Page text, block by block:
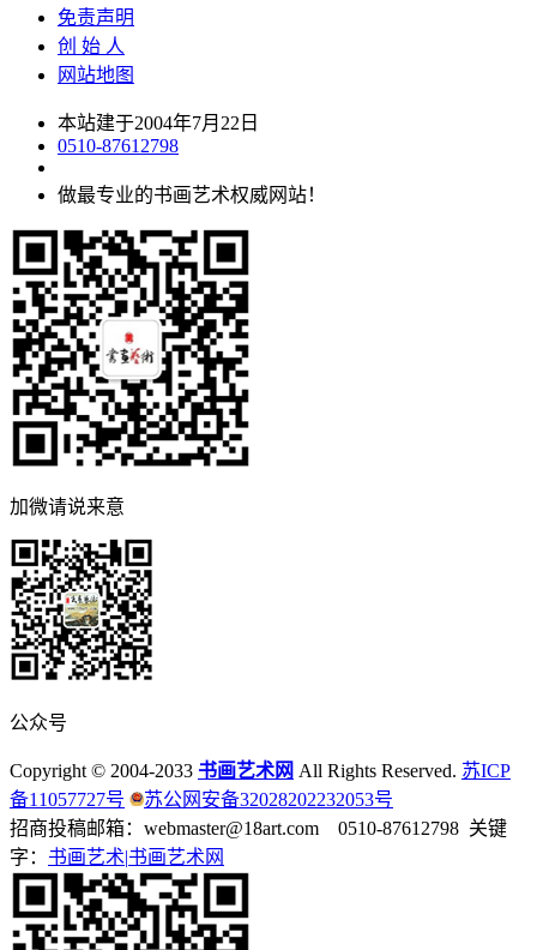
免责声明
创 始 人
网站地图
本站建于2004年7月22日
0510-87612798
做最专业的书画艺术权威网站！
加微请说来意
公众号
Copyright © 2004-2033 书画艺术网 All Rights Reserved. 苏ICP
备11057727号
苏公网安备32028202232053号
招商投稿邮箱：webmaster@18art.com 0510-87612798 关键
字： 书画艺术|书画艺术网